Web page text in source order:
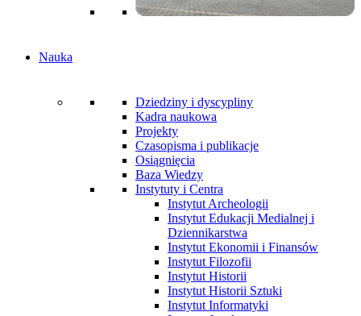
Nauka
Dziedziny i dyscypliny
Kadra naukowa
Projekty
Czasopisma i publikacje
Osiągnięcia
Baza Wiedzy
Instytuty i Centra
Instytut Archeologii
Instytut Edukacji Medialnej i
Dziennikarstwa
Instytut Ekonomii i Finansów
Instytut Filozofii
Instytut Historii
Instytut Historii Sztuki
Instytut Informatyki